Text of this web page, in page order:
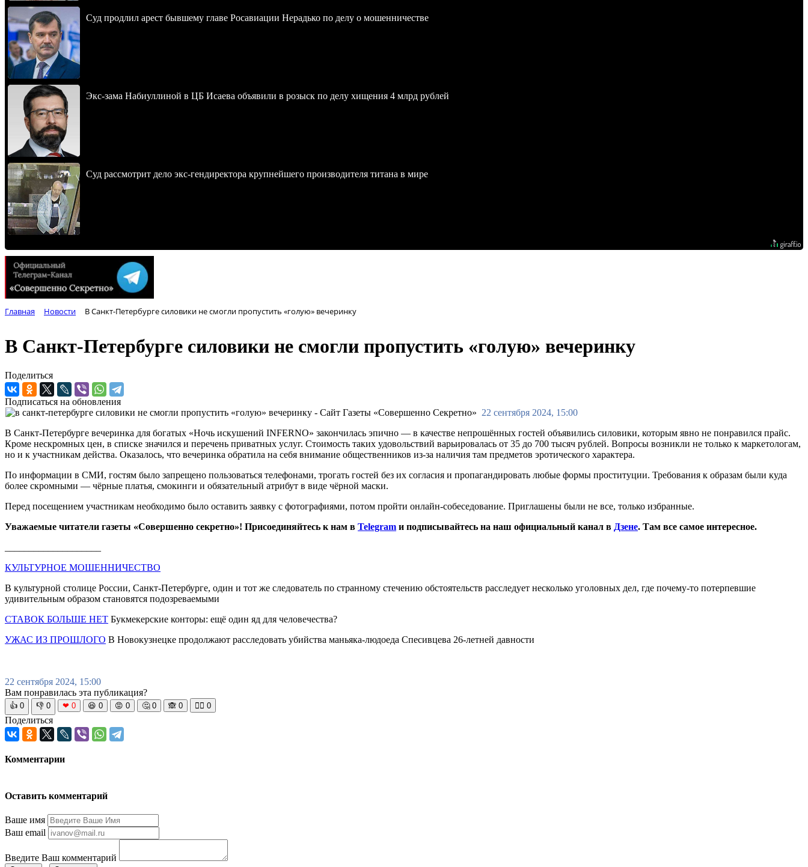
Суд продлил арест бывшему главе Росавиации Нерадько по делу о мошенничестве
Экс-зама Набиуллиной в ЦБ Исаева объявили в розыск по делу хищения 4 млрд рублей
Суд рассмотрит дело экс-гендиректора крупнейшего производителя титана в мире
Главная Новости В Санкт-Петербурге силовики не смогли пропустить «голую» вечеринку
В Санкт-Петербурге силовики не смогли пропустить «голую» вечеринку
Поделиться
Подписаться на обновления
22 сентября 2024, 15:00
В Санкт-Петербурге вечеринка для богатых «Ночь искушений INFERNO» закончилась эпично — в качестве непрошённых гостей объявились силовики, которым явно не понравился прайс.
Кроме нескромных цен, в списке значился и перечень приватных услуг. Стоимость таких удовольствий варьировалась от 35 до 700 тысяч рублей. Вопросы возникли не только к маркетологам,
но и к участникам действа. Оказалось, что вечеринка обратила на себя внимание общественников из-за наличия там предметов эротического характера.
По информации в СМИ, гостям было запрещено пользоваться телефонами, трогать гостей без их согласия и пропагандировать любые формы проституции. Требования к образам были куда
более скромными — чёрные платья, смокинги и обязательный атрибут в виде чёрной маски.
Перед посещением участникам необходимо было оставить заявку с фотографиями, потом пройти онлайн-собеседование. Приглашены были не все, только избранные.
Уважаемые читатели газеты «Совершенно секретно»! Присоединяйтесь к нам в Telegram и подписывайтесь на наш официальный канал в Дзене. Там все самое интересное.
КУЛЬТУРНОЕ МОШЕННИЧЕСТВО
В культурной столице России, Санкт-Петербурге, один и тот же следователь по странному стечению обстоятельств расследует несколько уголовных дел, где почему-то потерпевшие
удивительным образом становятся подозреваемыми
СТАВОК БОЛЬШЕ НЕТ Букмекерские конторы: ещё один яд для человечества?
УЖАС ИЗ ПРОШЛОГО В Новокузнецке продолжают расследовать убийства маньяка-людоеда Спесивцева 26-летней давности
22 сентября 2024, 15:00
Вам понравилась эта публикация?
👍 0 👎 0 ❤ 0 😆 0 😡 0 🤔 0 🙈 0 🧘‍♀️ 0
Поделиться
Комментарии
Оставить комментарий
Ваше имя
Ваш email
Введите Ваш комментарий